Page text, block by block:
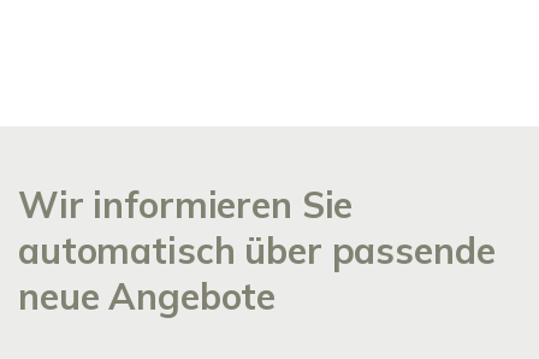
Wir informieren Sie
automatisch über passende
neue Angebote